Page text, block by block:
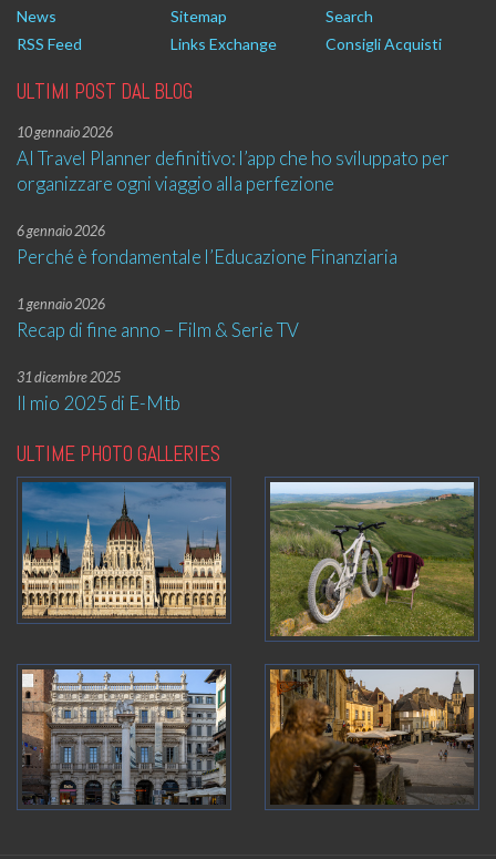
News
Sitemap
Search
RSS Feed
Links Exchange Consigli Acquisti
ULTIMI POST DAL BLOG
10 gennaio 2026
AI Travel Planner definitivo: l’app che ho sviluppato per
organizzare ogni viaggio alla perfezione
6 gennaio 2026
Perché è fondamentale l’Educazione Finanziaria
1 gennaio 2026
Recap di fine anno – Film & Serie TV
31 dicembre 2025
Il mio 2025 di E-Mtb
ULTIME PHOTO GALLERIES